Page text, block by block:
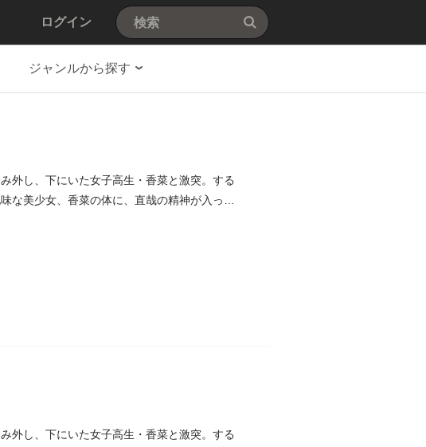
ログイン
ジャンルから探す
外し、下にいた女子高生・香菜と激突。する
な美少女、香菜の体に、直哉の精神が入って
外し、下にいた女子高生・香菜と激突。する